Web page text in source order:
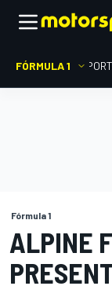
FÓRMULA 1
Fórmula 1
ALPINE